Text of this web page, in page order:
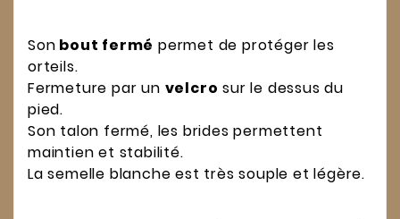
Son bout fermé permet de protéger les
orteils.
Fermeture par un velcro sur le dessus du
pied.
Son talon fermé, les brides permettent
maintien et stabilité.
La semelle blanche est très souple et légère.